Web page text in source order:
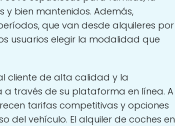
bien mantenidos. Además,
que van desde alquileres por
usuarios elegir la modalidad que
cliente de alta calidad y la
través de su plataforma en línea. A
tarifas competitivas y opciones
del vehículo. El alquiler de coches en